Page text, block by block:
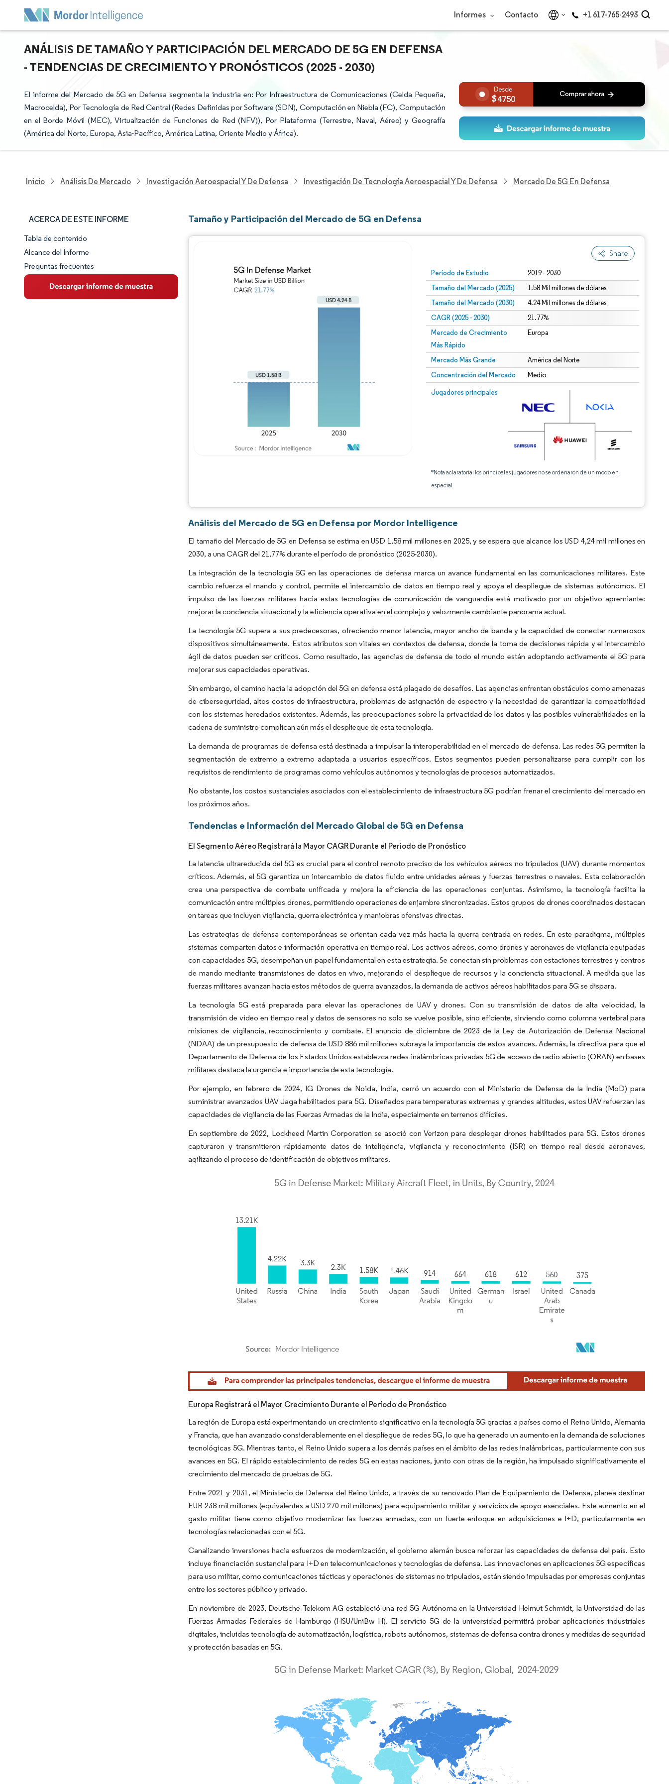
Informes Contacto +1 617-765-2493
ANÁLISIS DE TAMAÑO Y PARTICIPACIÓN DEL MERCADO DE 5G EN DEFENSA
- TENDENCIAS DE CRECIMIENTO Y PRONÓSTICOS (2025 - 2030)
El informe del Mercado de 5G en Defensa segmenta la industria en: Por Infraestructura de Comunicaciones (Celda Pequeña,
Macrocelda), Por Tecnología de Red Central (Redes Definidas por Software (SDN), Computación en Niebla (FC), Computación
en el Borde Móvil (MEC), Virtualización de Funciones de Red (NFV)), Por Plataforma (Terrestre, Naval, Aéreo) y Geografía
(América del Norte, Europa, Asia-Pacífico, América Latina, Oriente Medio y África).
4750
Inicio Análisis De Mercado Investigación Aeroespacial Y De Defensa Investigación De Tecnología Aeroespacial Y De Defensa Mercado De 5G En Defensa
ACERCA DE ESTE INFORME
Panorama del Mercado
Visión General del Mercado
Tendencias Principales del Mercado
Tabla de contenido
Alcance del Informe
Preguntas frecuentes
Tamaño y Participación del Mercado de 5G en Defensa
Share
Período de Estudio 2019 - 2030
Tamaño del Mercado (2025) 1.58 Mil millones de dólares
Tamaño del Mercado (2030) 4.24 Mil millones de dólares
CAGR (2025 - 2030) 21.77%
Mercado de Crecimiento
Más Rápido
Europa
Mercado Más Grande América del Norte
Concentración del Mercado Medio
Jugadores principales
*Nota aclaratoria: los principales jugadores no se ordenaron de un modo en
especial
Análisis del Mercado de 5G en Defensa por Mordor Intelligence
El tamaño del Mercado de 5G en Defensa se estima en USD 1,58 mil millones en 2025, y se espera que alcance los USD 4,24 mil millones en
2030, a una CAGR del 21,77% durante el período de pronóstico (2025-2030).
La integración de la tecnología 5G en las operaciones de defensa marca un avance fundamental en las comunicaciones militares. Este
cambio refuerza el mando y control, permite el intercambio de datos en tiempo real y apoya el despliegue de sistemas autónomos. El
impulso de las fuerzas militares hacia estas tecnologías de comunicación de vanguardia está motivado por un objetivo apremiante:
mejorar la conciencia situacional y la eficiencia operativa en el complejo y velozmente cambiante panorama actual.
La tecnología 5G supera a sus predecesoras, ofreciendo menor latencia, mayor ancho de banda y la capacidad de conectar numerosos
dispositivos simultáneamente. Estos atributos son vitales en contextos de defensa, donde la toma de decisiones rápida y el intercambio
ágil de datos pueden ser críticos. Como resultado, las agencias de defensa de todo el mundo están adoptando activamente el 5G para
mejorar sus capacidades operativas.
Sin embargo, el camino hacia la adopción del 5G en defensa está plagado de desafíos. Las agencias enfrentan obstáculos como amenazas
de ciberseguridad, altos costos de infraestructura, problemas de asignación de espectro y la necesidad de garantizar la compatibilidad
con los sistemas heredados existentes. Además, las preocupaciones sobre la privacidad de los datos y las posibles vulnerabilidades en la
cadena de suministro complican aún más el despliegue de esta tecnología.
La demanda de programas de defensa está destinada a impulsar la interoperabilidad en el mercado de defensa. Las redes 5G permiten la
segmentación de extremo a extremo adaptada a usuarios específicos. Estos segmentos pueden personalizarse para cumplir con los
requisitos de rendimiento de programas como vehículos autónomos y tecnologías de procesos automatizados.
No obstante, los costos sustanciales asociados con el establecimiento de infraestructura 5G podrían frenar el crecimiento del mercado en
los próximos años.
Tendencias e Información del Mercado Global de 5G en Defensa
El Segmento Aéreo Registrará la Mayor CAGR Durante el Período de Pronóstico
La latencia ultrareducida del 5G es crucial para el control remoto preciso de los vehículos aéreos no tripulados (UAV) durante momentos
críticos. Además, el 5G garantiza un intercambio de datos fluido entre unidades aéreas y fuerzas terrestres o navales. Esta colaboración
crea una perspectiva de combate unificada y mejora la eficiencia de las operaciones conjuntas. Asimismo, la tecnología facilita la
comunicación entre múltiples drones, permitiendo operaciones de enjambre sincronizadas. Estos grupos de drones coordinados destacan
en tareas que incluyen vigilancia, guerra electrónica y maniobras ofensivas directas.
Las estrategias de defensa contemporáneas se orientan cada vez más hacia la guerra centrada en redes. En este paradigma, múltiples
sistemas comparten datos e información operativa en tiempo real. Los activos aéreos, como drones y aeronaves de vigilancia equipadas
con capacidades 5G, desempeñan un papel fundamental en esta estrategia. Se conectan sin problemas con estaciones terrestres y centros
de mando mediante transmisiones de datos en vivo, mejorando el despliegue de recursos y la conciencia situacional. A medida que las
fuerzas militares avanzan hacia estos métodos de guerra avanzados, la demanda de activos aéreos habilitados para 5G se dispara.
La tecnología 5G está preparada para elevar las operaciones de UAV y drones. Con su transmisión de datos de alta velocidad, la
transmisión de video en tiempo real y datos de sensores no solo se vuelve posible, sino eficiente, sirviendo como columna vertebral para
misiones de vigilancia, reconocimiento y combate. El anuncio de diciembre de 2023 de la Ley de Autorización de Defensa Nacional
(NDAA) de un presupuesto de defensa de USD 886 mil millones subraya la importancia de estos avances. Además, la directiva para que el
Departamento de Defensa de los Estados Unidos establezca redes inalámbricas privadas 5G de acceso de radio abierto (ORAN) en bases
militares destaca la urgencia e importancia de esta tecnología.
Por ejemplo, en febrero de 2024, IG Drones de Noida, India, cerró un acuerdo con el Ministerio de Defensa de la India (MoD) para
suministrar avanzados UAV Jaga habilitados para 5G. Diseñados para temperaturas extremas y grandes altitudes, estos UAV refuerzan las
capacidades de vigilancia de las Fuerzas Armadas de la India, especialmente en terrenos difíciles.
En septiembre de 2022, Lockheed Martin Corporation se asoció con Verizon para desplegar drones habilitados para 5G. Estos drones
capturaron y transmitieron rápidamente datos de inteligencia, vigilancia y reconocimiento (ISR) en tiempo real desde aeronaves,
agilizando el proceso de identificación de objetivos militares.
Imagen © Mordor Intelligence. El uso requiere atribución según CC BY 4.0.
Europa Registrará el Mayor Crecimiento Durante el Período de Pronóstico
La región de Europa está experimentando un crecimiento significativo en la tecnología 5G gracias a países como el Reino Unido, Alemania
y Francia, que han avanzado considerablemente en el despliegue de redes 5G, lo que ha generado un aumento en la demanda de soluciones
tecnológicas 5G. Mientras tanto, el Reino Unido supera a los demás países en el ámbito de las redes inalámbricas, particularmente con sus
avances en 5G. El rápido establecimiento de redes 5G en estas naciones, junto con otras de la región, ha impulsado significativamente el
crecimiento del mercado de pruebas de 5G.
Entre 2021 y 2031, el Ministerio de Defensa del Reino Unido, a través de su renovado Plan de Equipamiento de Defensa, planea destinar
EUR 238 mil millones (equivalentes a USD 270 mil millones) para equipamiento militar y servicios de apoyo esenciales. Este aumento en el
gasto militar tiene como objetivo modernizar las fuerzas armadas, con un fuerte enfoque en adquisiciones e I+D, particularmente en
tecnologías relacionadas con el 5G.
Canalizando inversiones hacia esfuerzos de modernización, el gobierno alemán busca reforzar las capacidades de defensa del país. Esto
incluye financiación sustancial para I+D en telecomunicaciones y tecnologías de defensa. Las innovaciones en aplicaciones 5G específicas
para uso militar, como comunicaciones tácticas y operaciones de sistemas no tripulados, están siendo impulsadas por empresas conjuntas
entre los sectores público y privado.
En noviembre de 2023, Deutsche Telekom AG estableció una red 5G Autónoma en la Universidad Helmut Schmidt, la Universidad de las
Fuerzas Armadas Federales de Hamburgo (HSU/UniBw H). El servicio 5G de la universidad permitirá probar aplicaciones industriales
digitales, incluidas tecnología de automatización, logística, robots autónomos, sistemas de defensa contra drones y medidas de seguridad
y protección basadas en 5G.